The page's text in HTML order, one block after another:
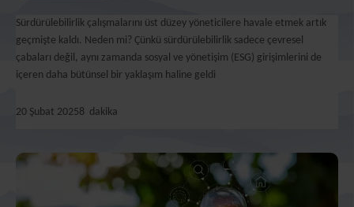
Europe and Southern Africa
Latin America
Middle East North Africa And Turkey
North America
Sürdürülebilirlik çalışmalarını üst düzey yöneticilere havale etmek artık
geçmişte kaldı. Neden mi? Çünkü sürdürülebilirlik sadece çevresel
çabaları değil, aynı zamanda sosyal ve yönetişim (ESG) girişimlerini de
içeren daha bütünsel bir yaklaşım haline geldi
20 Şubat 20258 dakika